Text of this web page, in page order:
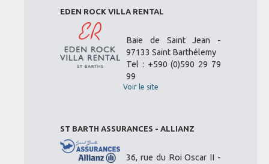
EDEN ROCK VILLA RENTAL
Baie de Saint Jean -
97133 Saint Barthélemy
Tel : +590 (0)590 29 79
99
Voir le site
ST BARTH ASSURANCES - ALLIANZ
36, rue du Roi Oscar II -